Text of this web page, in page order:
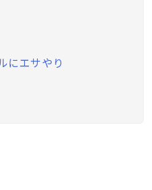
にエサやり